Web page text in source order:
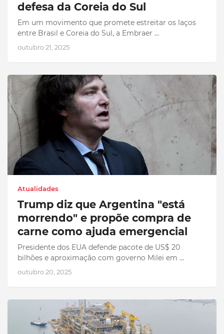
defesa da Coreia do Sul
Em um movimento que promete estreitar os laços
entre Brasil e Coreia do Sul, a Embraer …
outubro 21, 2025
Atualidades
Trump diz que Argentina "está
morrendo" e propõe compra de
carne como ajuda emergencial
Presidente dos EUA defende pacote de US$ 20
bilhões e aproximação com governo Milei em …
outubro 20, 2025